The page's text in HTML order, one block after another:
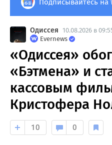
Подписывайтесь на
Одиссея
10.08.2026 в
Evernews
«Одиссея»
«Бэтмена» и
кассовым
Кристофера
10 0